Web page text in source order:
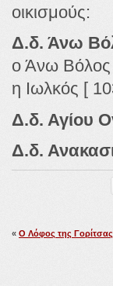
οικισμούς:
Δ.δ. Άνω
ο Άνω Βόλος
η Ιωλκός [
Δ.δ. Αγίου
Δ.δ.
« Ο Λόφος της Γορίτσας